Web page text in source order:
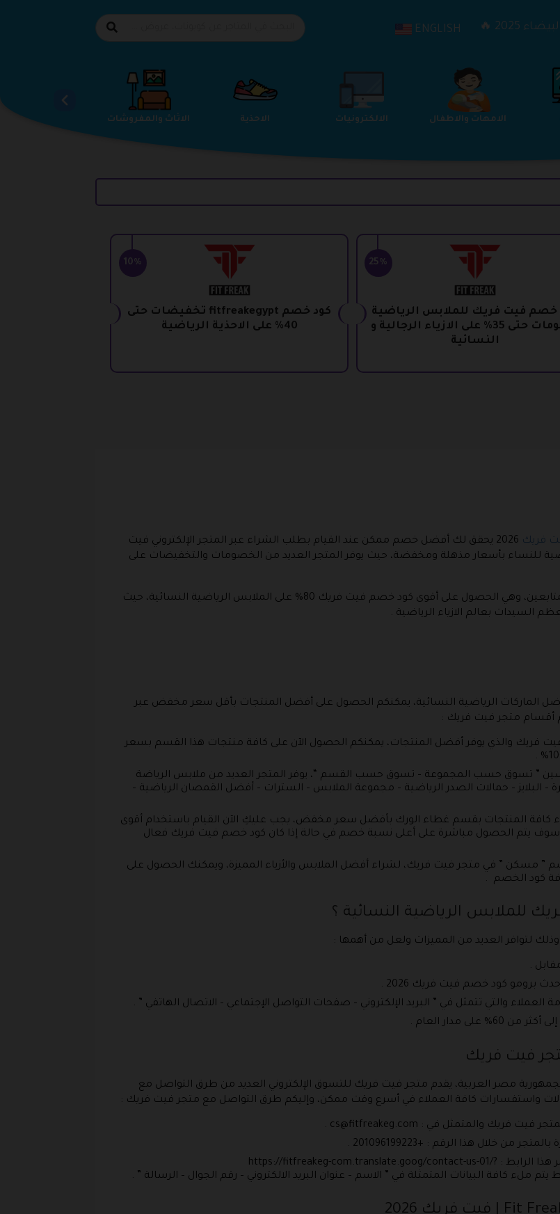
2025 🔥
ENGLISH
استضافة المواقع الاثاث والمفروشات الاحذية الالكترونيات الامهات والاطفال
25%
خصم فيت فريك للملابس الرياضية
خصومات حتى 35% على الازياء الرجالية و
النسائية
10%
كود خصم fitfreakegypt تخفيضات حتى
40% على الاحذية الرياضية
فريك
2026 يحقق لك أفضل خصم ممكن عند القيام بطلب الشراء عبر المتجر الإلكتروني فيت
للنساء بأسعار مذهلة ومخفضة، حيث يوفر المتجر العديد من الخصومات والتخفيضات على
يقدم موقع بوابة الكوبونات اليوم فرصة عظيمة لجميع المتابعين، وهي الحصول على أقوى كود خصم فيت فريك 80% على الملابس الرياضية النسائية، حيث
السيدات بعالم الازياء الرياضية .
الماركات الرياضية النسائية، يمكنكم الحصول على أفضل المنتجات بأقل سعر مخفض عبر
أقسام متجر فيت فريك :
فريك والذي يوفر أفضل المنتجات، يمكنكم الحصول الآن على كافة منتجات هذا القسم بسعر
” تسوق حسب المجموعة – تسوق حسب القسم “، يوفر المتجر العديد من ملابس الرياضة
البلايز – حمالات الصدر الرياضية – مجموعة الملابس – السترات – أفضل القمصان الرياضية –
كافة المنتجات بقسم غطاء الورك بأفضل سعر مخفض، يجب عليكِ الآن القيام باستخدام أقوى
عند القيام بالشراء، وسوف يتم الحصول مباشرة على أعلى نسبة خصم في حالة إذا كان كود خصم فيت فريك فعال
” مسكن ” في متجر فيت فريك، لشراء أفضل الملابس والأزياء المميزة، ويمكنك الحصول على
كود الخصم .
للملابس الرياضية النسائية ؟
لتوافر العديد من المميزات ولعل من أهمها :
.
كود خصم فيت فريك 2026 .
والتي تتمثل في ” البريد الإلكتروني – صفحات التواصل الإجتماعي – الاتصال الهاتفي ” .
مدار العام .
فيت فريك
مصر العربية، يقدم متجر فيت فريك للتسوق الإلكتروني العديد من طرق التواصل مع
واستفسارات كافة العملاء في أسرع وقت ممكن، وإليكم طرق التواصل مع متجر فيت فريك :
بمتجر فيت فريك والمتمثل في : cs@fitfreakeg.com
.
خلال هذا الرقم : +201096199223 .
يمكنكم التواصل من خلال الموقع الإلكتروني الرسمي عبر هذا الرابط : https://fitfreakeg-com.translate.goog/contact-us-01/?